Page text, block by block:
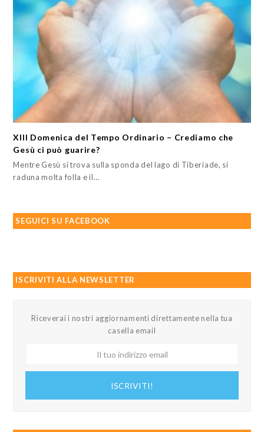
XIII Domenica del Tempo Ordinario – Crediamo che
Gesù ci può guarire?
Mentre Gesù si trova sulla sponda del lago di Tiberiade, si
raduna molta folla e il…
SEGUICI SU FACEBOOK
ISCRIVITI ALLA NEWSLETTER
Riceverai i nostri aggiornamenti direttamente nella tua
casella email
ISCRIVITI!